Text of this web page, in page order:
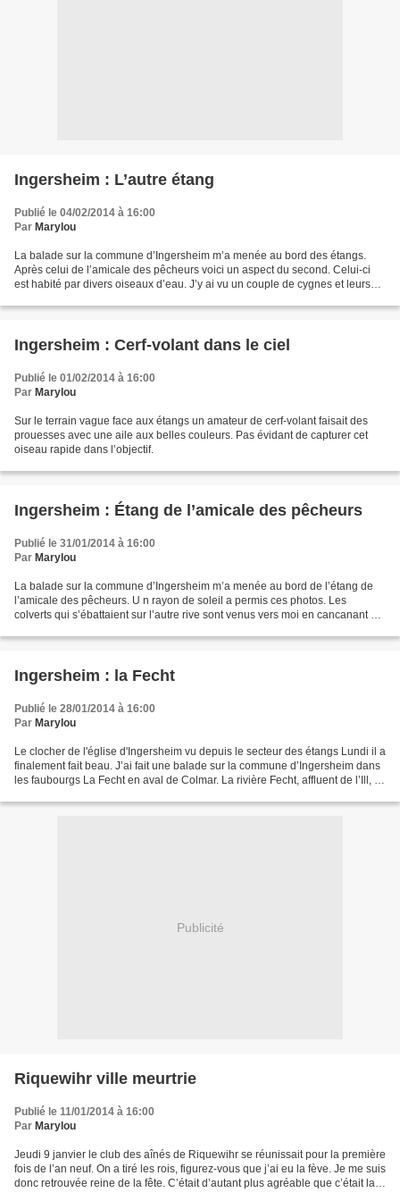
Ingersheim : L’autre étang
Publié le 04/02/2014 à 16:00
Par Marylou
La balade sur la commune d’Ingersheim m’a menée au bord des étangs.
Après celui de l’amicale des pêcheurs voici un aspect du second. Celui-ci
est habité par divers oiseaux d’eau. J’y ai vu un couple de cygnes et leurs
Ingersheim : Cerf-volant dans le ciel
Publié le 01/02/2014 à 16:00
Par Marylou
Sur le terrain vague face aux étangs un amateur de cerf-volant faisait des
prouesses avec une aile aux belles couleurs. Pas évidant de capturer cet
oiseau rapide dans l’objectif.
Ingersheim : Étang de l’amicale des pêcheurs
Publié le 31/01/2014 à 16:00
Par Marylou
La balade sur la commune d’Ingersheim m’a menée au bord de l’étang de
l’amicale des pêcheurs. U n rayon de soleil a permis ces photos. Les
colverts qui s’ébattaient sur l’autre rive sont venus vers moi en cancanant à
Ingersheim : la Fecht
Publié le 28/01/2014 à 16:00
Par Marylou
Le clocher de l'église d'Ingersheim vu depuis le secteur des étangs Lundi il a
finalement fait beau. J’ai fait une balade sur la commune d’Ingersheim dans
les faubourgs La Fecht en aval de Colmar. La rivière Fecht, affluent de l’Ill, y
Publicité
Riquewihr ville meurtrie
Publié le 11/01/2014 à 16:00
Par Marylou
Jeudi 9 janvier le club des aînés de Riquewihr se réunissait pour la première
fois de l’an neuf. On a tiré les rois, figurez-vous que j’ai eu la fève. Je me suis
donc retrouvée reine de la fête. C’était d’autant plus agréable que c’était la